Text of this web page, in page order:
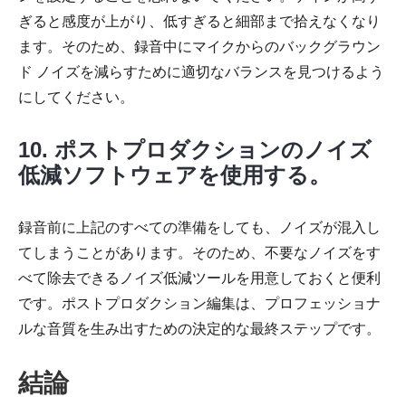
ぎると感度が上がり、低すぎると細部まで拾えなくなり
ます。そのため、録音中にマイクからのバックグラウン
ド ノイズを減らすために適切なバランスを見つけるよう
にしてください。
10. ポストプロダクションのノイズ
低減ソフトウェアを使用する。
録音前に上記のすべての準備をしても、ノイズが混入し
てしまうことがあります。そのため、不要なノイズをす
べて除去できるノイズ低減ツールを用意しておくと便利
です。ポストプロダクション編集は、プロフェッショナ
ルな音質を生み出すための決定的な最終ステップです。
結論